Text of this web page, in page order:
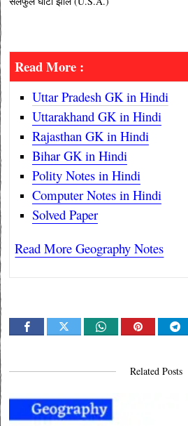
Read More :
Uttar Pradesh GK in Hindi
Uttarakhand GK in Hindi
Rajasthan GK in Hindi
Bihar GK in Hindi
Polity Notes in Hindi
Computer Notes in Hindi
Solved Paper
Read More Geography Notes
Related Posts